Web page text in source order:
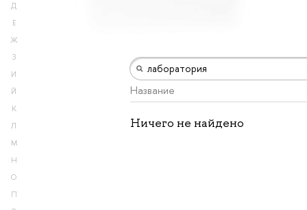
Д
Е
Ж
З
И
Й
К
Л
М
Н
О
П
Название
Ничего не найдено